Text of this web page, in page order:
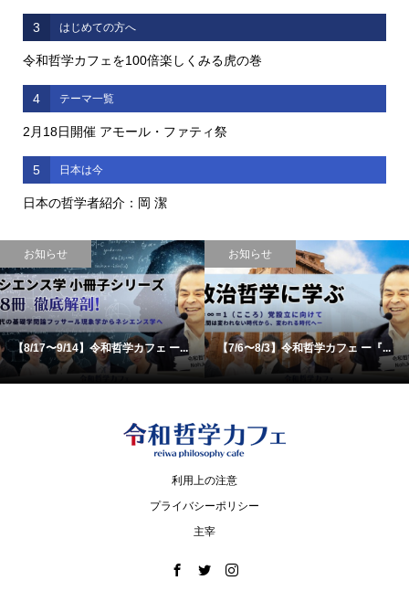
3 はじめての方へ
令和哲学カフェを100倍楽しくみる虎の巻
4 テーマ一覧
2月18日開催 アモール・ファティ祭
5 日本は今
日本の哲学者紹介：岡 潔
お知らせ
【8/17〜9/14】令和哲学カフェ ー...
お知らせ
【7/6〜8/3】令和哲学カフェ ー『...
利用上の注意
プライバシーポリシー
主宰